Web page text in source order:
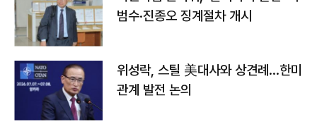
범수·진종오 징계절차 개시
위성락, 스틸 美대사와 상견례…한미
관계 발전 논의